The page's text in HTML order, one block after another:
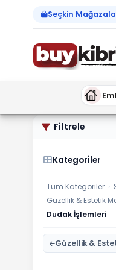
Seçkin
Güzellik &
Filtrele
Kategoriler
Tüm Kategoriler ›
Güzellik & Estetik
Dudak İşlemleri
Güzellik &